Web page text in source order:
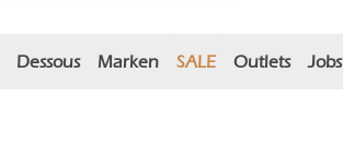
Dessous Marken SALE Outlets Jobs